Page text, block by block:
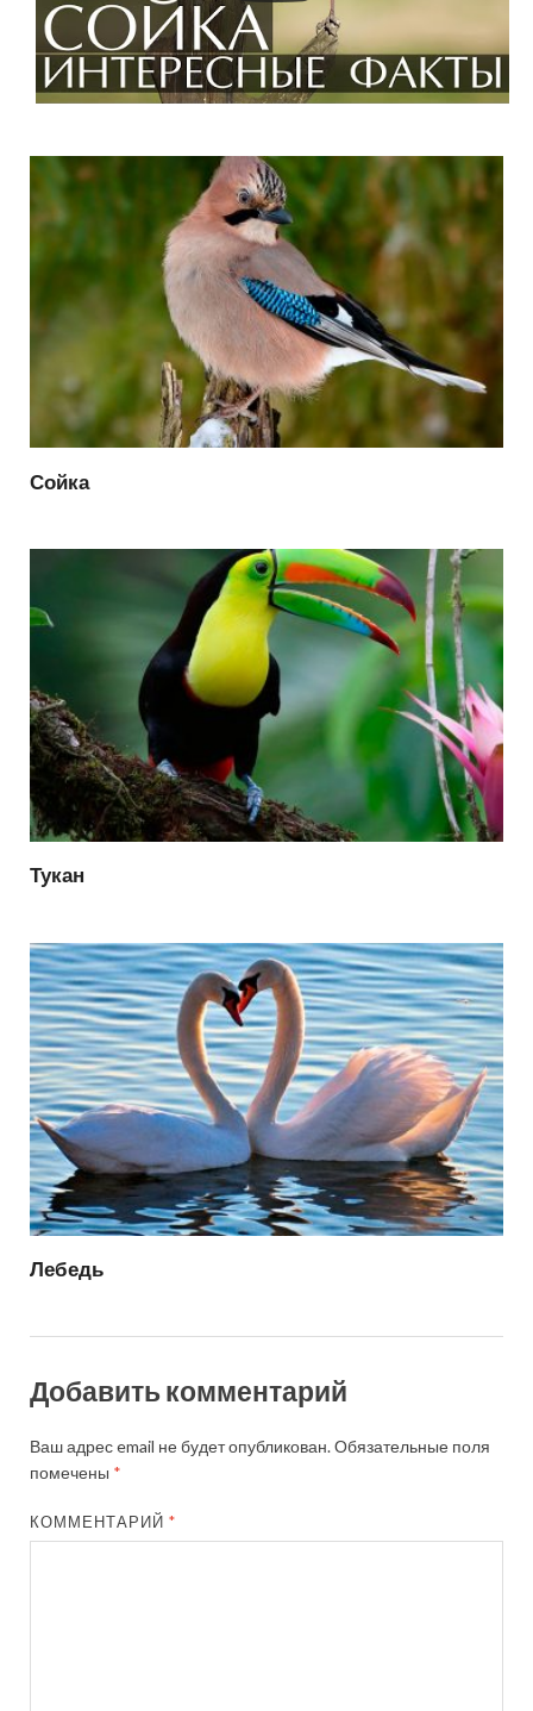
Сойка
Тукан
Лебедь
Добавить комментарий
Ваш адрес email не будет опубликован.Обязательные поля
помечены *
КОММЕНТАРИЙ*